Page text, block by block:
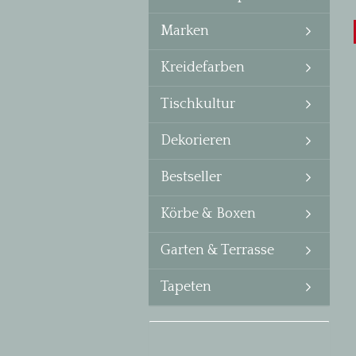
Marken
Kreidefarben
Tischkultur
Dekorieren
Bestseller
Körbe & Boxen
Garten & Terrasse
Tapeten